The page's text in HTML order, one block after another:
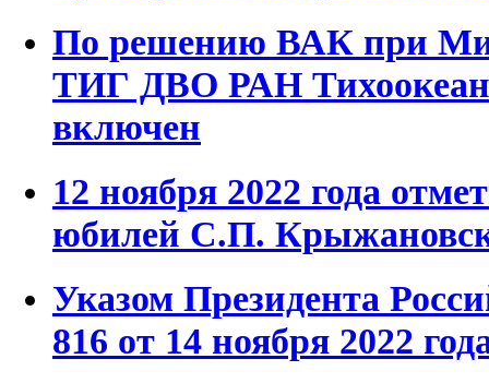
По решению ВАК при
ТИГ ДВО РАН
включен
12 ноября 2022 года
юбилей С.П.
Указом Президента
816 от 14 ноября 2022